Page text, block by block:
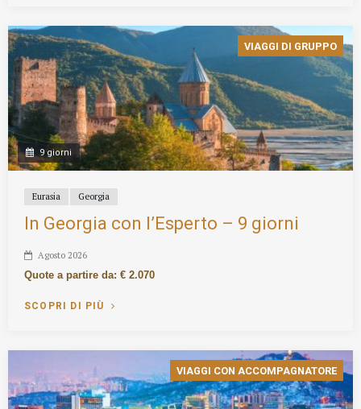
VIAGGI DI GRUPPO
9 giorni
Eurasia Georgia
In Georgia con l’Esperto – 9 giorni
Agosto 2026
Quote a partire da: € 2.070
SCOPRI DI PIÙ
VIAGGI CON ACCOMPAGNATORE